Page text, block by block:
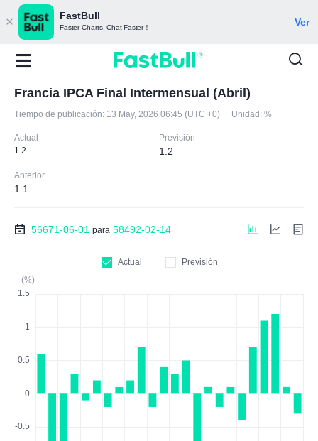
FastBull
Faster Charts, Chat Faster！ Ver
Francia IPCA Final Intermensual (Abril)
Tiempo de publicación: 13 May, 2026 06:45 (UTC +0) Unidad: %
Actual
1.2
Previsión
1.2
Anterior
1.1
56671-06-01 para 58492-02-14
Actual
Previsión
(%)